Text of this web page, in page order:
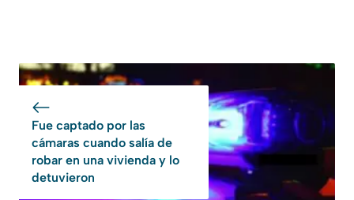
Fue captado por las
cámaras cuando salía de
robar en una vivienda y lo
detuvieron